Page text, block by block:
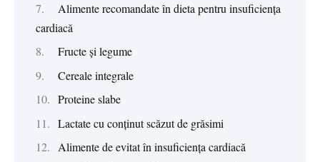
Alimente recomandate în dieta pentru insuficiența
cardiacă
Fructe și legume
Cereale integrale
Proteine slabe
Lactate cu conținut scăzut de grăsimi
Alimente de evitat în insuficiența cardiacă